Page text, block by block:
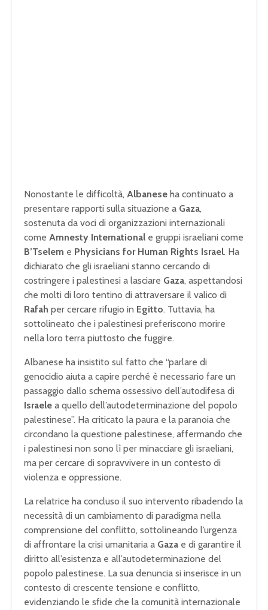
Nonostante le difficoltà, Albanese ha continuato a
presentare rapporti sulla situazione a Gaza,
sostenuta da voci di organizzazioni internazionali
come Amnesty International e gruppi israeliani come
B’Tselem e Physicians for Human Rights Israel. Ha
dichiarato che gli israeliani stanno cercando di
costringere i palestinesi a lasciare Gaza, aspettandosi
che molti di loro tentino di attraversare il valico di
Rafah per cercare rifugio in Egitto. Tuttavia, ha
sottolineato che i palestinesi preferiscono morire
nella loro terra piuttosto che fuggire.
Albanese ha insistito sul fatto che “parlare di
genocidio aiuta a capire perché è necessario fare un
passaggio dallo schema ossessivo dell’autodifesa di
Israele a quello dell’autodeterminazione del popolo
palestinese”. Ha criticato la paura e la paranoia che
circondano la questione palestinese, affermando che
i palestinesi non sono lì per minacciare gli israeliani,
ma per cercare di sopravvivere in un contesto di
violenza e oppressione.
La relatrice ha concluso il suo intervento ribadendo la
necessità di un cambiamento di paradigma nella
comprensione del conflitto, sottolineando l’urgenza
di affrontare la crisi umanitaria a Gaza e di garantire il
diritto all’esistenza e all’autodeterminazione del
popolo palestinese. La sua denuncia si inserisce in un
contesto di crescente tensione e conflitto,
evidenziando le sfide che la comunità internazionale